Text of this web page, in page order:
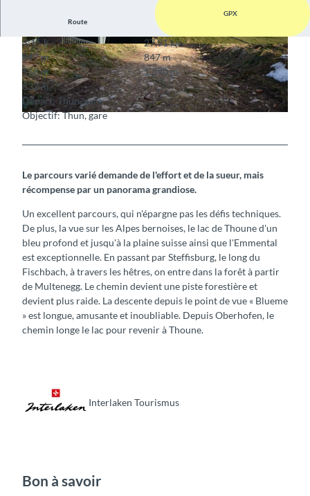
© Interlaken Tourismus, Interlaken Tourismus
© Interlaken Tourismus, Interlaken Tourismus © Interlaken Tourismus, Interlaken Tourismus
Route
GPX
3:15 h
27,91 km
847 m
847 m
558 m
1.390 m
832 m
Départ: Thun, gare
Objectif: Thun, gare
Le parcours varié demande de l'effort et de la sueur, mais
récompense par un panorama grandiose.
Un excellent parcours, qui n'épargne pas les défis techniques.
De plus, la vue sur les Alpes bernoises, le lac de Thoune d'un
bleu profond et jusqu'à la plaine suisse ainsi que l'Emmental
est exceptionnelle. En passant par Steffisburg, le long du
Fischbach, à travers les hêtres, on entre dans la forêt à partir
de Multenegg. Le chemin devient une piste forestière et
devient plus raide. La descente depuis le point de vue « Blueme
» est longue, amusante et inoubliable. Depuis Oberhofen, le
chemin longe le lac pour revenir à Thoune.
Interlaken Tourismus
Bon à savoir